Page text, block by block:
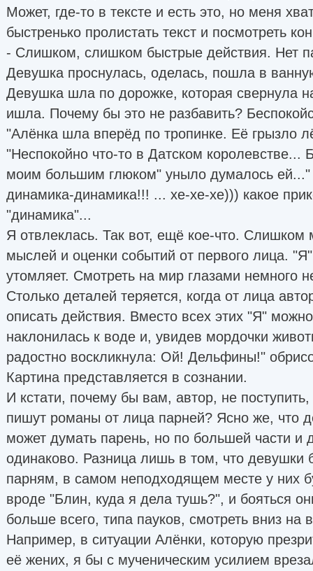
Может, где-то в тексте и есть это, но меня
быстренько пролистать текст и посмотреть
- Слишком, слишком быстрые действия. Нет
Девушка проснулась, оделась, пошла в
Девушка шла по дорожке, которая свернула
ишла. Почему бы это не разбавить?
"Алёнка шла вперёд по тропинке. Её грызло
"Неспокойно что-то в Датском королевстве...
моим большим глюком" уныло думалось
динамика-динамика!!! ... хе-хе-хе))) какое
"динамика"...
Я отвлеклась. Так вот, ещё кое-что. Слишком
мыслей и оценки событий от первого лица.
утомляет. Смотреть на мир глазами немного
Столько деталей теряется, когда от лица
описать действия. Вместо всех этих "Я"
наклонилась к воде и, увидев мордочки
радостно воскликнула: Ой! Дельфины!"
Картина представляется в сознании.
И кстати, почему бы вам, автор, не
пишут романы от лица парней? Ясно же, что
может думать парень, но по большей части и
одинаково. Разница лишь в том, что девушки
парням, в самом неподходящем месте у них
вроде "Блин, куда я дела тушь?", и бояться
больше всего, типа пауков, смотреть вниз на
Например, в ситуации Алёнки, которую
её жених, я бы с мученическим усилием